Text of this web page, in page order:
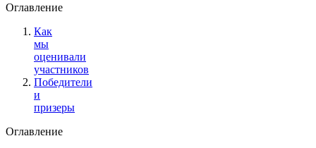
Оглавление
Как
мы
оценивали
участников
Победители
и
призеры
Оглавление